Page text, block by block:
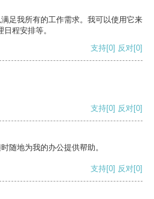
足我所有的工作需求。我可以使用它来
程安排等。
支持[0] 反对[0]
支持[0] 反对[0]
随地为我的办公提供帮助。
支持[0] 反对[0]